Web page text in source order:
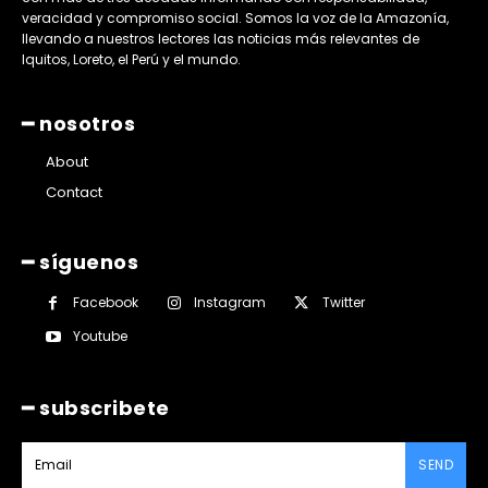
veracidad y compromiso social. Somos la voz de la Amazonía,
llevando a nuestros lectores las noticias más relevantes de
Iquitos, Loreto, el Perú y el mundo.
━ nosotros
About
Contact
━ síguenos
Facebook Instagram
Twitter
Youtube
━ subscribete
SEND